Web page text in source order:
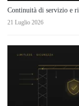
Continuità di servizio e
21 Luglio 2026